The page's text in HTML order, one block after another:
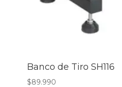
Banco de Tiro SH116
$89.990